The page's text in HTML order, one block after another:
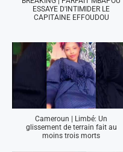
ESSAYE D'INTIMIDER LE
CAPITAINE EFFOUDOU
Cameroun | Limbé: Un
glissement de terrain fait au
moins trois morts